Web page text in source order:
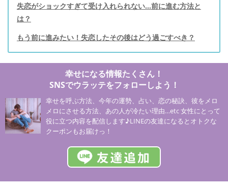
失恋がショックすぎて受け入れられない…前に進む方法と
は？
もう前に進みたい！失恋したその後はどう過ごすべき？
幸せになる情報たくさん！
SNSでウラッテをフォローしよう！
幸せを呼ぶ方法、今年の運勢、占い、恋の秘訣、彼をメロ
メロにさせる方法、あの人が冷たい理由…etc 女性にとって
役に立つ内容を配信します♪LINEの友達になるとオトクな
クーポンもお届けっ！